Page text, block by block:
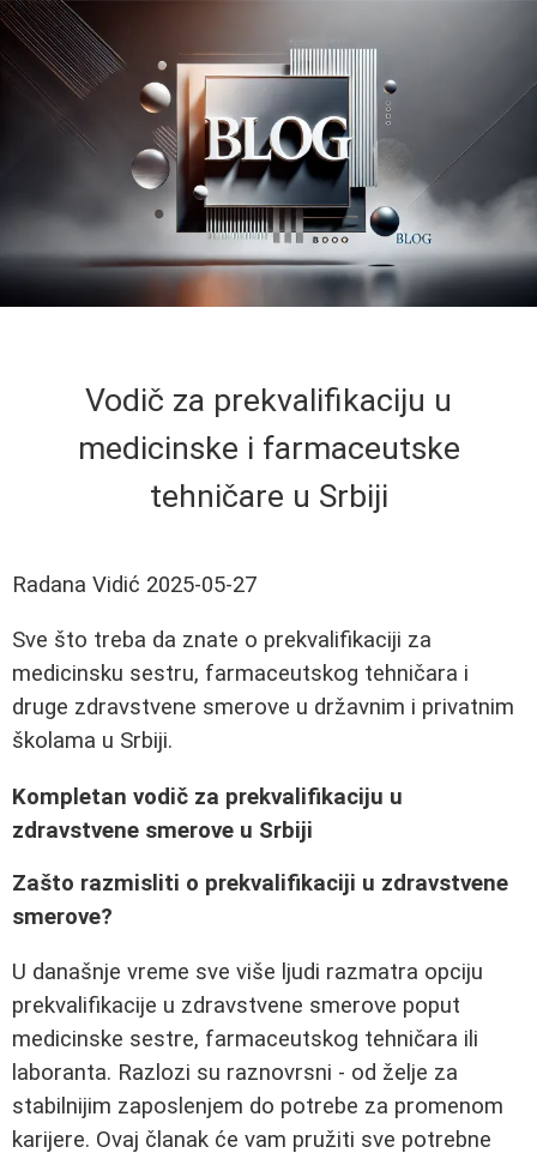
Vodič za prekvalifikaciju u
medicinske i farmaceutske
tehničare u Srbiji
Radana Vidić 2025-05-27
Sve što treba da znate o prekvalifikaciji za
medicinsku sestru, farmaceutskog tehničara i
druge zdravstvene smerove u državnim i privatnim
školama u Srbiji.
Kompletan vodič za prekvalifikaciju u
zdravstvene smerove u Srbiji
Zašto razmisliti o prekvalifikaciji u zdravstvene
smerove?
U današnje vreme sve više ljudi razmatra opciju
prekvalifikacije u zdravstvene smerove poput
medicinske sestre, farmaceutskog tehničara ili
laboranta. Razlozi su raznovrsni - od želje za
stabilnijim zaposlenjem do potrebe za promenom
karijere. Ovaj članak će vam pružiti sve potrebne